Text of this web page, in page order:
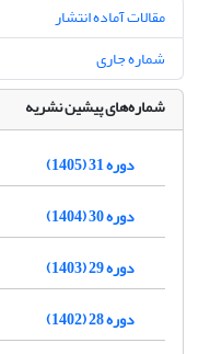
مقالات آماده انتشار
شماره جاری
شماره‌های پیشین نشریه
دوره 31 (1405)
دوره 30 (1404)
دوره 29 (1403)
دوره 28 (1402)